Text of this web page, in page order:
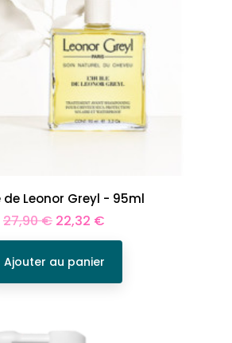
de Leonor Greyl - 95ml
Prix
de
base
27,90 € Prix
22,32 €
Ajouter au panier